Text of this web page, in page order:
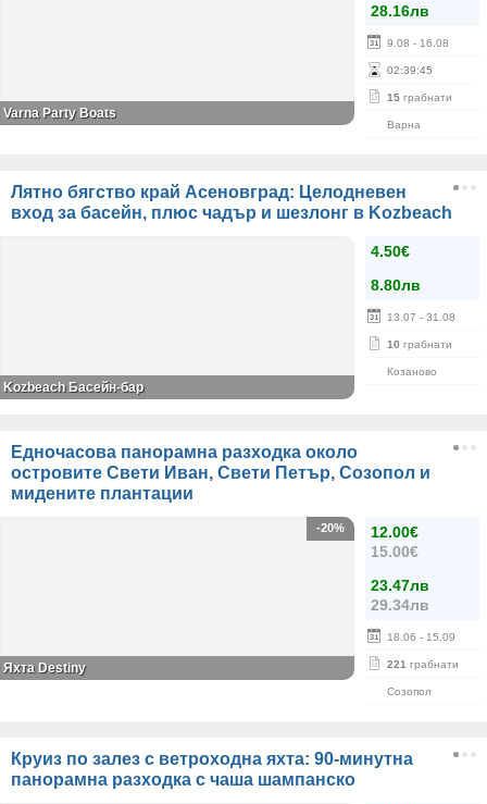
28.16лв
9.08 - 16.08
02:39:45
15 грабнати
Варна
Varna Party Boats
Лятно бягство край Асеновград: Целодневен
вход за басейн, плюс чадър и шезлонг в Kozbeach
4.50€
8.80лв
13.07 - 31.08
10 грабнати
Козаново
Kozbeach Басейн-бар
Едночасова панорамна разходка около
островите Свети Иван, Свети Петър, Созопол и
мидените плантации
12.00€
15.00€
23.47лв
29.34лв
18.06 - 15.09
221 грабнати
Созопол
-20%
Яхта Destiny
Круиз по залез с ветроходна яхта: 90-минутна
панорамна разходка с чаша шампанско